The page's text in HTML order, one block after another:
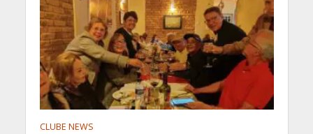
CLUBE NEWS